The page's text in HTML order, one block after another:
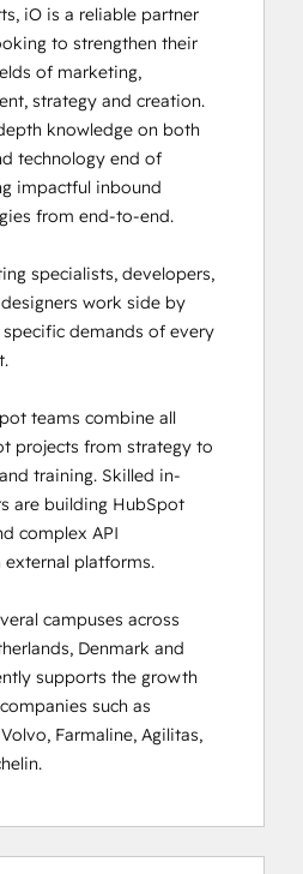
II: Content and
Developers II
Hub Software
Software
for Partners
Software
Software
Partner
Certification
Optimization
Onboarding
Training: Strategies
Certification
iO is a reliable partner
to strengthen their
of marketing,
strategy and creation.
knowledge on both
technology end of
impactful inbound
from end-to-end.
specialists, developers,
work side by
demands of every
teams combine all
projects from strategy to
training. Skilled in-
are building HubSpot
complex API
platforms.
campuses across
Denmark and
supports the growth
such as
Farmaline, Agilitas,